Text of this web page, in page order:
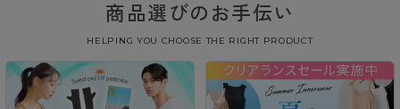
商品選びのお手伝い
HELPING YOU CHOOSE THE RIGHT PRODUCT